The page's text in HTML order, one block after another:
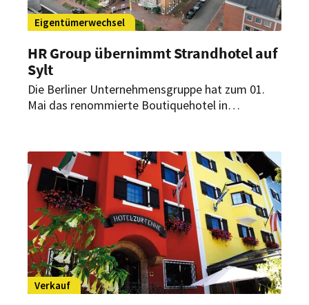
Eigentümerwechsel
HR Group übernimmt Strandhotel auf
Sylt
Die Berliner Unternehmensgruppe hat zum 01.
Mai das renommierte Boutiquehotel in
eigene Stellung im Portfolio der neuen
Eigentümerin ein.
Verkauf